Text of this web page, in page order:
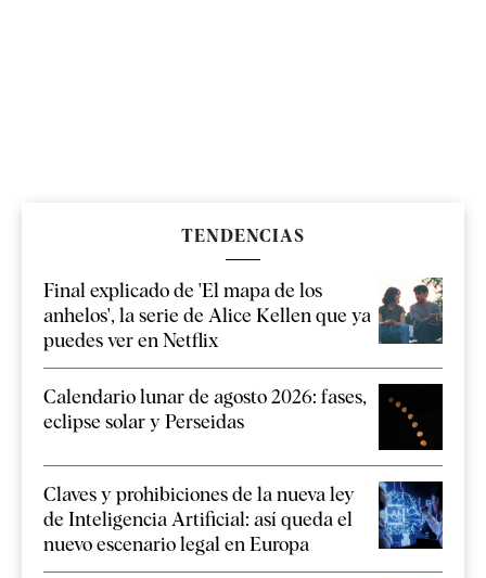
TENDENCIAS
Final explicado de 'El mapa de los
anhelos', la serie de Alice Kellen que ya
puedes ver en Netflix
Calendario lunar de agosto 2026: fases,
eclipse solar y Perseidas
Claves y prohibiciones de la nueva ley
de Inteligencia Artificial: así queda el
nuevo escenario legal en Europa